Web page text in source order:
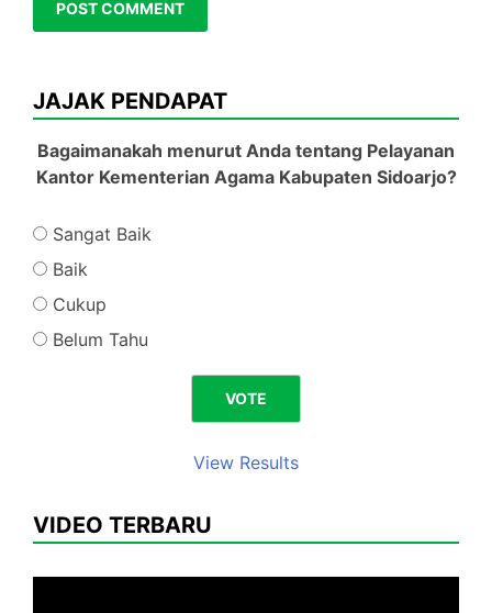
JAJAK PENDAPAT
Bagaimanakah menurut Anda tentang Pelayanan
Kantor Kementerian Agama Kabupaten Sidoarjo?
Sangat Baik
Baik
Cukup
Belum Tahu
View Results
VIDEO TERBARU